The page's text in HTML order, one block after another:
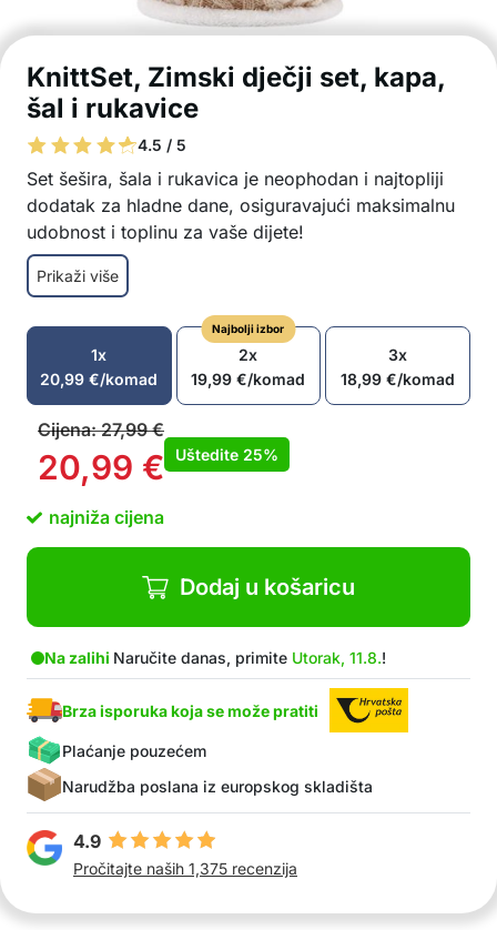
KnittSet, Zimski dječji set, kapa,
šal i rukavice
4.5 / 5
Set šešira, šala i rukavica je neophodan i najtopliji
dodatak za hladne dane, osiguravajući maksimalnu
udobnost i toplinu za vaše dijete!
Modni pleteni set za djecu
Uključuje šešir, šal i par rukavica u elegantnoj
Izrađen od mekog, prirodnog i prozračnog
100% pamuka
Šešir pogodan za opseg glave od 40-50 cm
Univerzalna veličina rukavica i šala pogodna za
djecu od 1 do 5 godina
Lako za održavanje
Prikaži više
1x
20,99€/komad
Najbolji izbor
2x
19,99€/komad
3x
18,99€/komad
Cijena:27,99€
20,99 € Uštedite 25%
najniža cijena
Dodaj u košaricu
Na zalihi Naručite danas, primite Utorak, 11.8.!
Brza isporuka koja se može pratiti
Plaćanje pouzećem
Narudžba poslana iz europskog skladišta
4.9
Pročitajte naših 1,375 recenzija